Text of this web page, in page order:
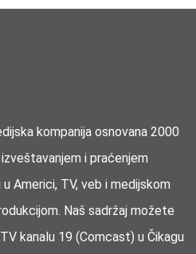
kompanija osnovana 2000
i praćenjem
Americi, TV, veb i medijskom
Naš sadržaj možete
kanalu 19 (Comcast) u Čikagu